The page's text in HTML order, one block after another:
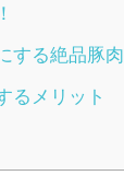
する絶品豚
るメリット